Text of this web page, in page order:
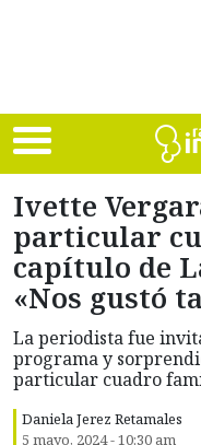
Ivette
particular
capítulo de
«Nos gustó
La periodista fue
programa y
particular cuadro
Daniela Jerez Retamales
5 mayo, 2024 - 10:30 am